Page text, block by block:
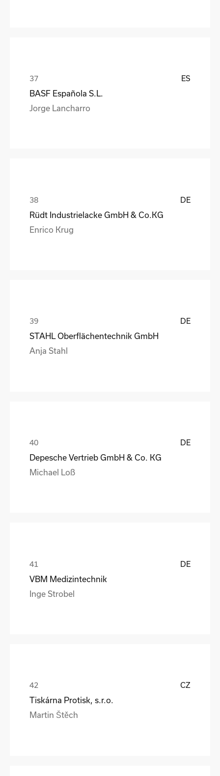
ES
BASF Española S.L.
Jorge Lancharro
DE
Rüdt Industrielacke GmbH & Co.KG
Enrico Krug
DE
STAHL Oberflächentechnik GmbH
Anja Stahl
DE
Depesche Vertrieb GmbH & Co. KG
Michael Loß
DE
VBM Medizintechnik
Inge Strobel
CZ
Tiskárna Protisk, s.r.o.
Martin Štěch